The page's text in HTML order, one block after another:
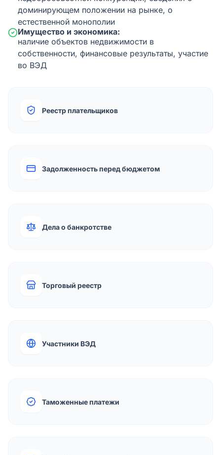
доминирующем положении на рынке, о
естественной монополии
Имущество и экономика:
наличие объектов недвижимости в
собственности, финансовые результаты, участие
во ВЭД
Реестр плательщиков
Задолженность перед бюджетом
Дела о банкротстве
Торговый реестр
Участники ВЭД
Таможенные платежи